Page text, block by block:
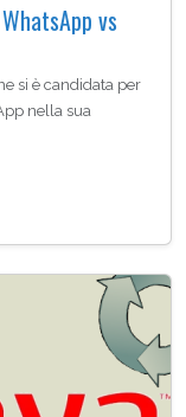
vs
si è candidata per
nella sua